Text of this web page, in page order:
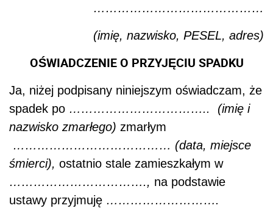
……………………………………
(imię, nazwisko, PESEL, adres)
OŚWIADCZENIE O PRZYJĘCIU SPADKU
Ja, niżej podpisany niniejszym oświadczam, że
spadek po ……………………………..
(imię i
nazwisko zmarłego) zmarłym
………………………………… (data, miejsce
śmierci), ostatnio stale zamieszkałym w
……………………………., na podstawie
ustawy przyjmuję ……………………….